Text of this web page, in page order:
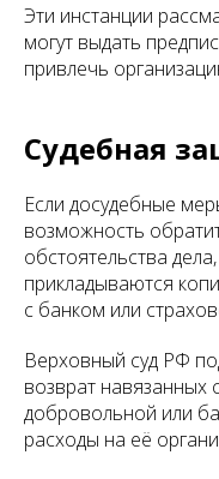
Эти инстанции
могут выдать
привлечь
Судебная
Если досудебные
возможность
обстоятельства
прикладываются
с банком или
Верховный суд РФ
возврат навязанных
добровольной или
расходы на её